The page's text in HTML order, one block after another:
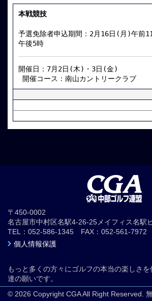
本戦競技
予選免除者申込期間：2月16日(月)午前
午後5時
開催日：7月2日(木)・3日(金)
開催コース：南山カントリークラブ
〒450-0002
名古屋市中村区名駅4-26-25メイフィス名駅
TEL：052-586-1345 FAX：052-561-7972
個人情報保護
もっと多くの方々にゴルフの本当の楽しさ
達の願いです。
© 2026 Copyright CGA All Right Reserved.